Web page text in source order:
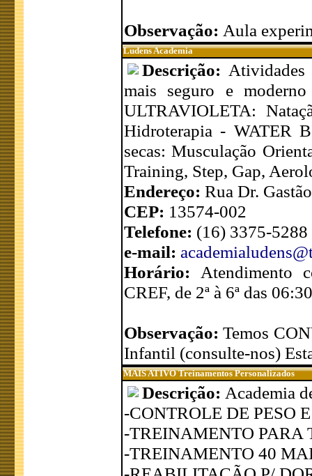
Observação: Aula
Ludens Academia
Descrição:
mais seguro e
ULTRAVIOLETA:
Hidroterapia - WATER
secas: Musculação
Training, Step, Gap,
Endereço: Rua Dr.
CEP: 13574-002
Telefone: (16) 3375-5288
e-mail:
Horário: Atendimento
CREF, de 2ª à 6ª das
Observação:Temos
Infantil (consulte-nos)
MAIS ATIVO Treinamentos Personalizados
Descrição: Academia
-CONTROLE DE PESO
-TREINAMENTO PARA
-TREINAMENTO 40